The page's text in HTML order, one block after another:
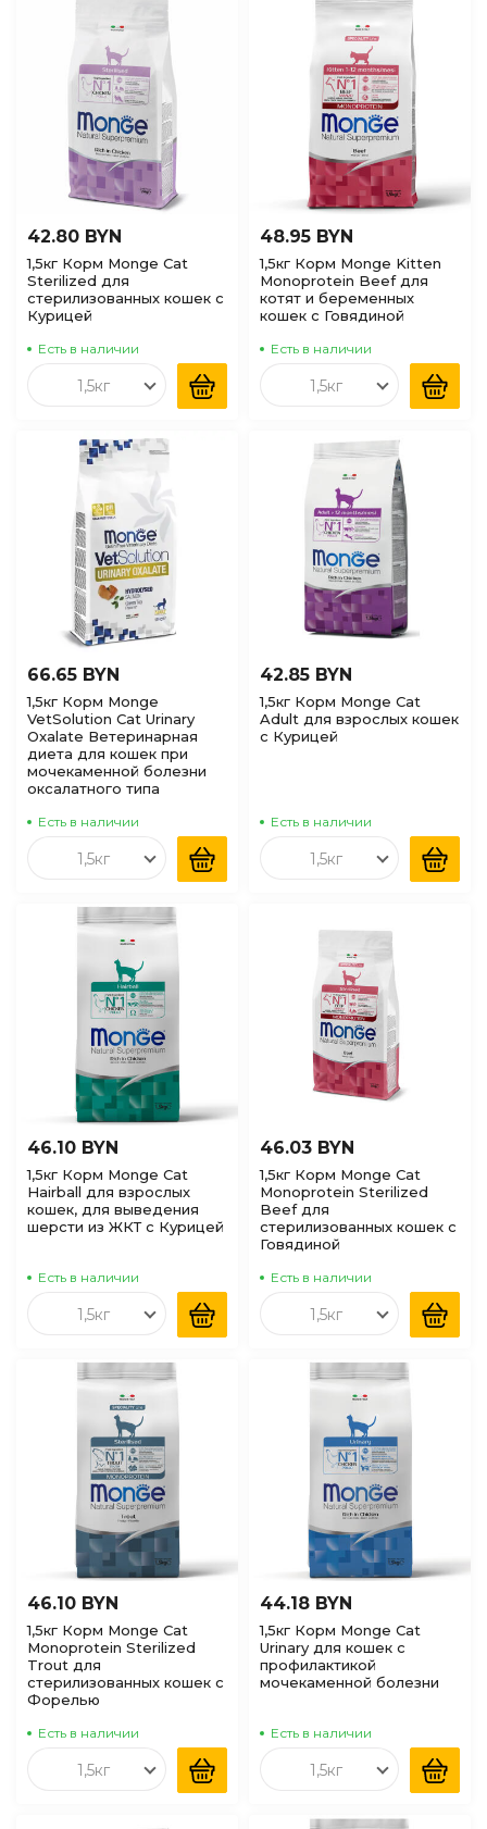
(доступные)
42.80 BYN
1,5кг Корм Monge Cat
Sterilized для
стерилизованных кошек с
Курицей
Есть в наличии
1,5кг
48.95 BYN
1,5кг Корм Monge Kitten
Monoprotein Beef для
котят и беременных
кошек с Говядиной
Есть в наличии
1,5кг
66.65 BYN
1,5кг Корм Monge
VetSolution Cat Urinary
Oxalate Ветеринарная
диета для кошек при
мочекаменной болезни
оксалатного типа
Есть в наличии
1,5кг
42.85 BYN
1,5кг Корм Monge Cat
Adult для взрослых кошек
с Курицей
Есть в наличии
1,5кг
46.10 BYN
1,5кг Корм Monge Cat
Hairball для взрослых
кошек, для выведения
шерсти из ЖКТ с Курицей
Есть в наличии
1,5кг
46.03 BYN
1,5кг Корм Monge Cat
Monoprotein Sterilized
Beef для
стерилизованных кошек с
Говядиной
Есть в наличии
1,5кг
46.10 BYN
1,5кг Корм Monge Cat
Monoprotein Sterilized
Trout для
стерилизованных кошек с
Форелью
Есть в наличии
1,5кг
44.18 BYN
1,5кг Корм Monge Cat
Urinary для кошек с
профилактикой
мочекаменной болезни
Есть в наличии
1,5кг